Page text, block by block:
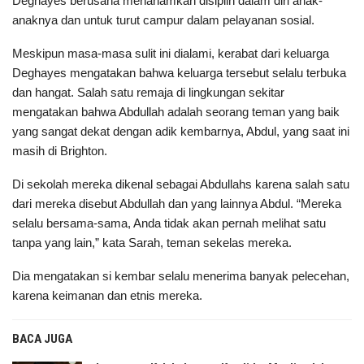
anaknya dan untuk turut campur dalam pelayanan sosial.
Meskipun masa-masa sulit ini dialami, kerabat dari keluarga
Deghayes mengatakan bahwa keluarga tersebut selalu terbuka
dan hangat. Salah satu remaja di lingkungan sekitar
mengatakan bahwa Abdullah adalah seorang teman yang baik
yang sangat dekat dengan adik kembarnya, Abdul, yang saat ini
masih di Brighton.
Di sekolah mereka dikenal sebagai Abdullahs karena salah satu
dari mereka disebut Abdullah dan yang lainnya Abdul. “Mereka
selalu bersama-sama, Anda tidak akan pernah melihat satu
tanpa yang lain,” kata Sarah, teman sekelas mereka.
Dia mengatakan si kembar selalu menerima banyak pelecehan,
karena keimanan dan etnis mereka.
BACA JUGA